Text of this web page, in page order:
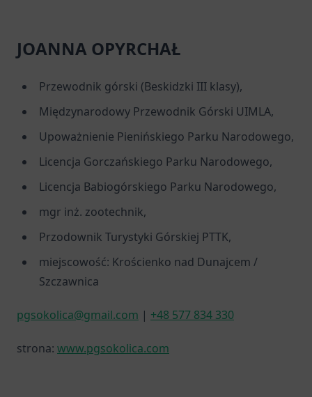
JOANNA OPYRCHAŁ
Przewodnik górski (Beskidzki III klasy),
Międzynarodowy Przewodnik Górski UIMLA,
Upoważnienie Pienińskiego Parku Narodowego,
Licencja Gorczańskiego Parku Narodowego,
Licencja Babiogórskiego Parku Narodowego,
mgr inż. zootechnik,
Przodownik Turystyki Górskiej PTTK,
miejscowość: Krościenko nad Dunajcem /
Szczawnica
pgsokolica@gmail.com | +48 577 834 330
strona: www.pgsokolica.com